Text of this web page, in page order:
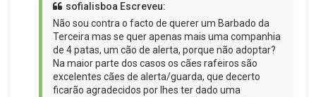
sofialisboa Escreveu:
Não sou contra o facto de querer um Barbado da
Terceira mas se quer apenas mais uma companhia
de 4 patas, um cão de alerta, porque não adoptar?
Na maior parte dos casos os cães rafeiros são
excelentes cães de alerta/guarda, que decerto
ficarão agradecidos por lhes ter dado uma